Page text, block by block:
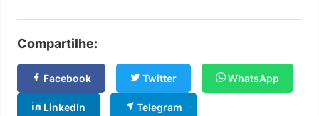
Compartilhe:
Facebook Twitter WhatsApp
LinkedIn Telegram